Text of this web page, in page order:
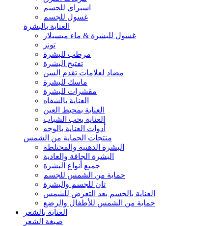
اسبراي للجسم
غسول للجسم
العناية بالبشرة
غسول للبشرة & ماء ميسيلار
تونر
مرطب للبشرة
تفتيح البشرة
مضاد لعلامات تقدم السن
ماسك للبشرة
مقشرات للبشرة
العناية بالشفاه
العناية بمحيط العين
العناية بحب الشباب
أدوات العناية بالوجه
منتجات الحماية من الشمس
البشرة الدهنية والمختلطة
البشرة الجافة والعادية
جميع أنواع البشرة
حماية من الشمس للجسم
تان للجسم والبشرة
العناية بالجسم بعد التعرض للشمس
حماية من الشمس للأطفال والرضع
العناية بالشعر
صبغة الشعر